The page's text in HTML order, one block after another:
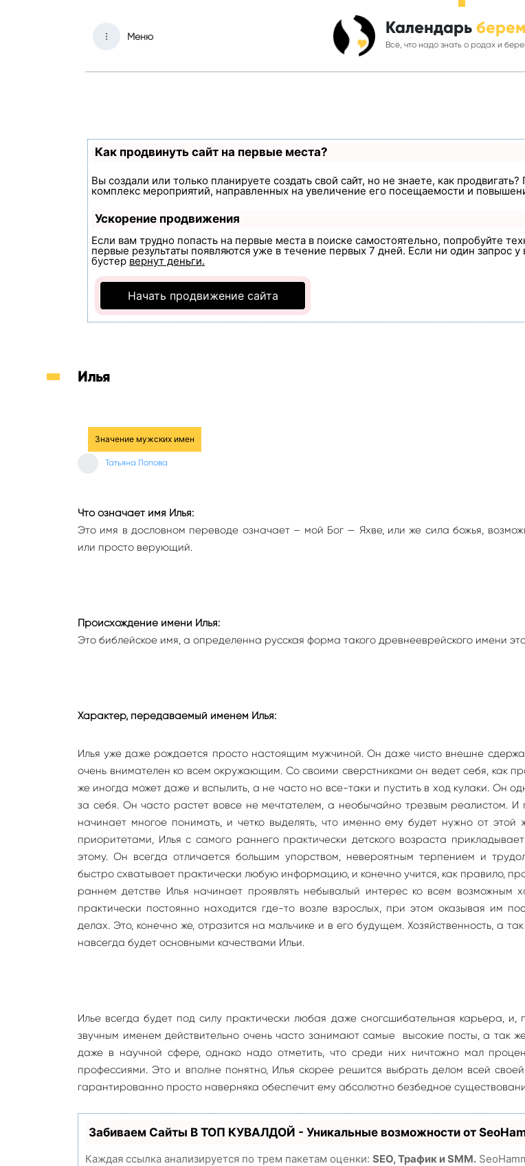
Меню Календарь
Всё, что надо знать о родах и
Как продвинуть сайт на первые места?
Вы создали или только планируете создать свой сайт, но не знаете, как
комплекс мероприятий, направленных на увеличение его посещаемости и
Ускорение продвижения
Если вам трудно попасть на первые места в поиске самостоятельно, попробуйте
первые результаты появляются уже в течение первых 7 дней. Если ни один запрос у
бустер вернут деньги.
Начать продвижение сайта
Илья
Значение мужских имен
Татьяна Попова
Что означает имя Илья:
Это имя в дословном переводе означает – мой Бог — Яхве, или же сила божья,
или просто верующий.
Происхождение имени Илья:
Это библейское имя, а определенна русская форма такого древнееврейского имени
Характер, передаваемый именем Илья:
Илья уже даже рождается просто настоящим мужчиной. Он даже чисто внешне
очень внимателен ко всем окружающим. Со своими сверстниками он ведет себя, как
же иногда может даже и вспылить, а не часто но все-таки и пустить в ход кулаки. Он
за себя. Он часто растет вовсе не мечтателем, а необычайно трезвым реалистом.
начинает многое понимать, и четко выделять, что именно ему будет нужно от этой
приоритетами, Илья с самого раннего практически детского возраста
этому. Он всегда отличается большим упорством, невероятным терпением и
быстро схватывает практически любую информацию, и конечно учится, как правило,
раннем детстве Илья начинает проявлять небывалый интерес ко всем возможным
практически постоянно находится где-то возле взрослых, при этом оказывая им
делах. Это, конечно же, отразится на мальчике и в его будущем. Хозяйственность, а
навсегда будет основными качествами Ильи.
Илье всегда будет под силу практически любая даже сногсшибательная карьера,
звучным именем действительно очень часто занимают самые высокие посты, а так
даже в научной сфере, однако надо отметить, что среди них ничтожно мал
профессиями. Это и вполне понятно, Илья скорее решится выбрать делом всей
гарантированно просто наверняка обеспечит ему абсолютно безбедное
Забиваем Сайты В ТОП КУВАЛДОЙ - Уникальные возможности от
Каждая ссылка анализируется по трем пакетам оценки: SEO, Трафик и SMM.